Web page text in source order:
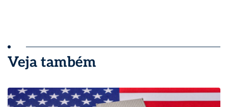
Veja também